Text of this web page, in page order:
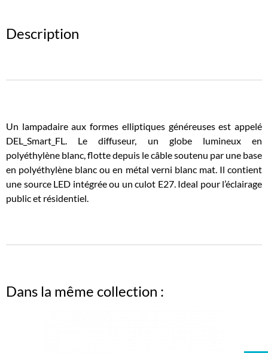
Description
Un lampadaire aux formes elliptiques généreuses est appelé
DEL_Smart_FL. Le diffuseur, un globe lumineux en
polyéthylène blanc, flotte depuis le câble soutenu par une base
en polyéthylène blanc ou en métal verni blanc mat. Il contient
une source LED intégrée ou un culot E27. Ideal pour l’éclairage
public et résidentiel.
Dans la même collection :